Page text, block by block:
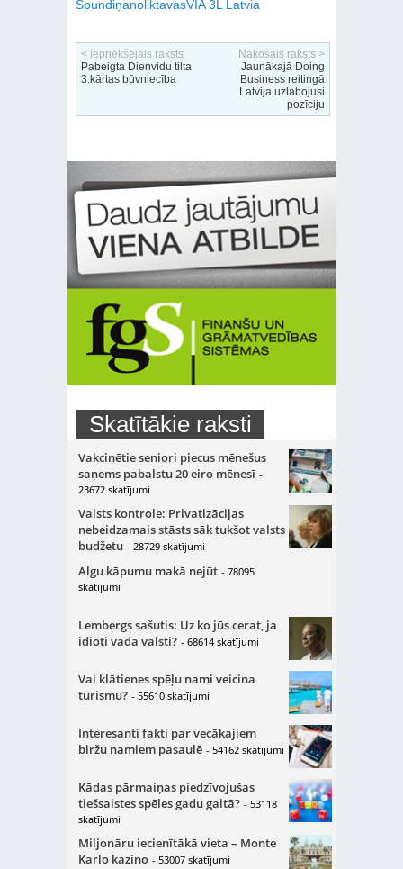
SpundiņanoliktavasVIA 3L Latvia
< Iepriekšējais raksts
Pabeigta Dienvidu tilta
3.kārtas būvniecība
Nākošais raksts >
Jaunākajā Doing
Business reitingā
Latvija uzlabojusi
pozīciju
Skatītākie raksti
Vakcinētie seniori piecus mēnešus
saņems pabalstu 20 eiro mēnesī -
23672 skatījumi
Valsts kontrole: Privatizācijas
nebeidzamais stāsts sāk tukšot valsts
budžetu - 28729 skatījumi
Algu kāpumu makā nejūt - 78095
skatījumi
Lembergs sašutis: Uz ko jūs cerat, ja
idioti vada valsti? - 68614 skatījumi
Vai klātienes spēļu nami veicina
tūrismu? - 55610 skatījumi
Interesanti fakti par vecākajiem
biržu namiem pasaulē - 54162 skatījumi
Kādas pārmaiņas piedzīvojušas
tiešsaistes spēles gadu gaitā? - 53118
skatījumi
Miljonāru iecienītākā vieta – Monte
Karlo kazino - 53007 skatījumi